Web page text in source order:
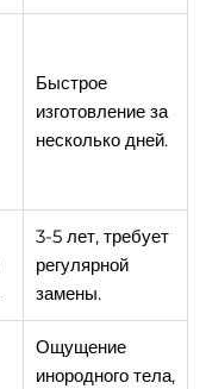
Быстрое
изготовление за
несколько дней.
3-5 лет, требует
регулярной
замены.
Ощущение
инородного тела,